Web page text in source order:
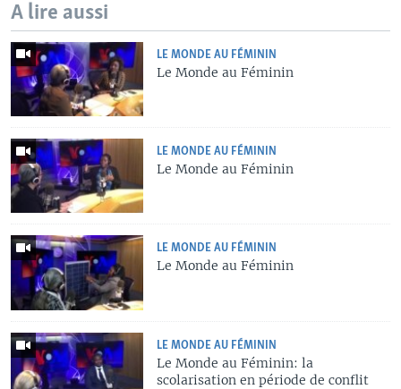
A lire aussi
LE MONDE AU FÉMININ
Le Monde au Féminin
LE MONDE AU FÉMININ
Le Monde au Féminin
LE MONDE AU FÉMININ
Le Monde au Féminin
LE MONDE AU FÉMININ
Le Monde au Féminin: la
scolarisation en période de conflit